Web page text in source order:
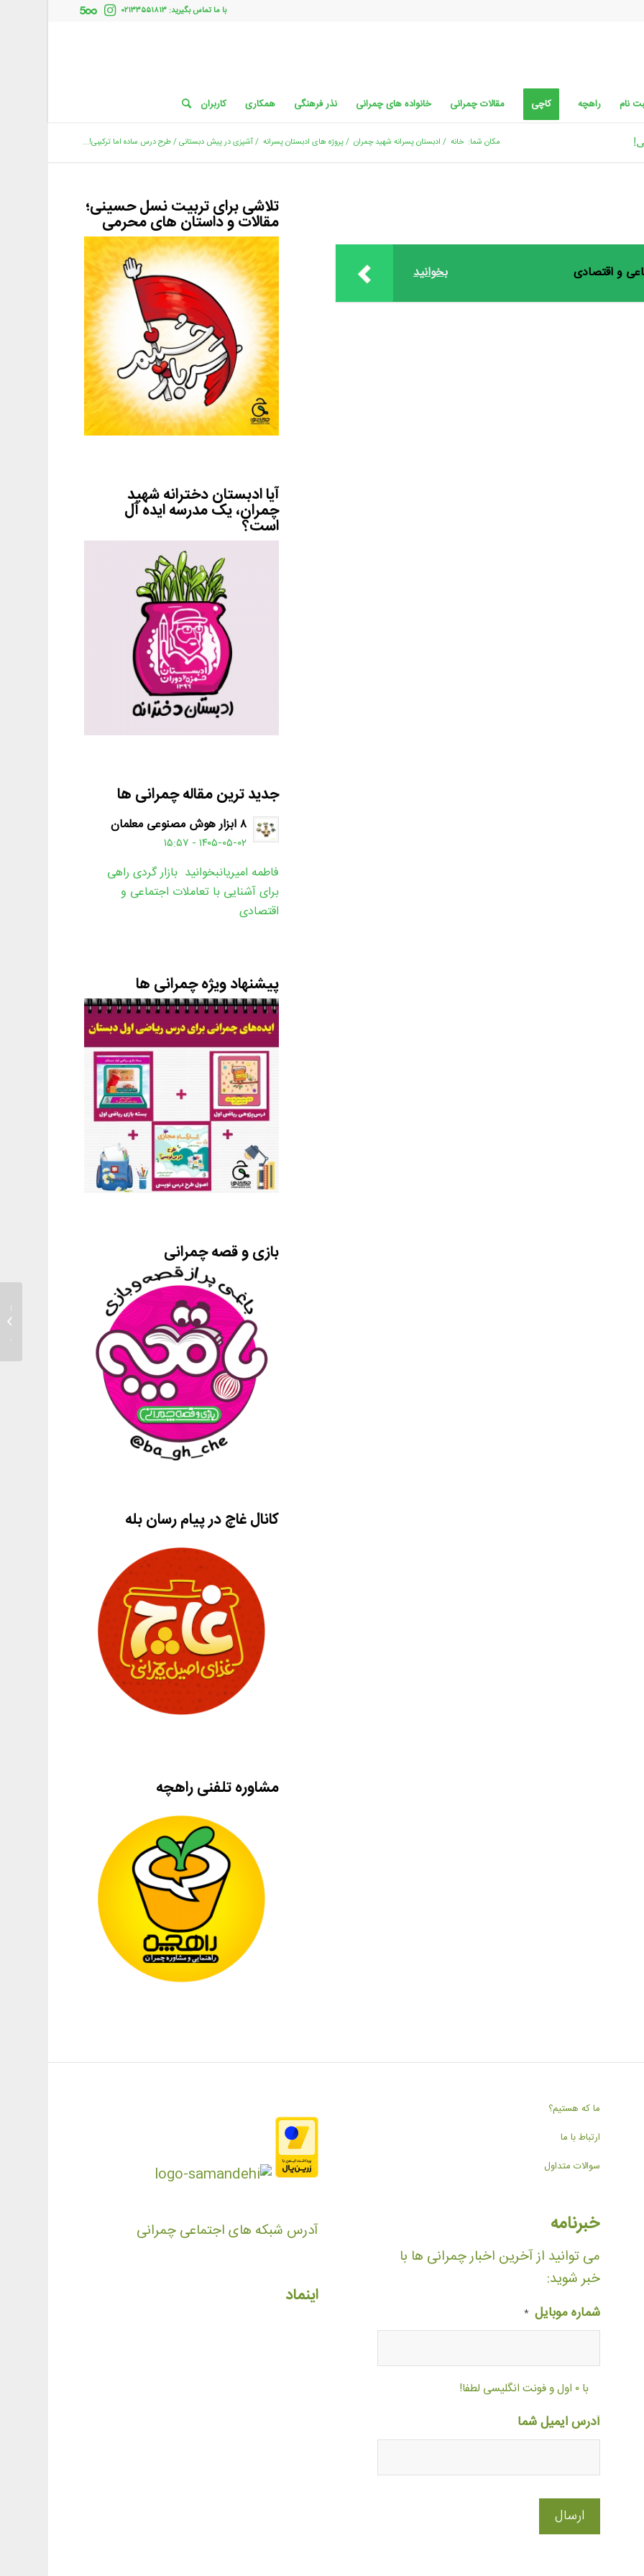
با ما تماس بگیرید: ۰۲۱۳۳۵۵۱۸۱۳
نام راهچه کاچی مقالات چمرانی خانواده های چمرانی نذر فرهنگی همکاری کاربران
مکان شما: خانه / ادبستان پسرانه شهید چمران /پروژه های ادبستان پسرانه /آشپزی در پیش دبستانی / طرح درس ساده اما ترکیبی!...
بخوانید و اقتصادی
تلاشی برای تربیت نسل حسینی؛
مقالات و داستان های محرمی
آیا ادبستان دخترانه شهید
چمران، یک مدرسه ایده آل
است؟
جدید ترین مقاله چمرانی ها
۸ ابزار هوش مصنوعی معلمان
۱۴۰۵-۰۵-۰۲ - ۱۵:۵۷
فاطمه امیریانبخوانید بازار گردی راهی
برای آشنایی با تعاملات اجتماعی و
اقتصادی
پیشنهاد ویژه چمرانی ها
بازی و قصه چمرانی
کانال غاچ در پیام رسان بله
مشاوره تلفنی راهچه
ما که هستیم؟
ارتباط با ما
سوالات متداول
خبرنامه
می توانید از آخرین اخبار چمرانی ها با
خبر شوید:
شماره موبایل *
با ۰ اول و فونت انگلیسی لطفا!
آدرس ایمیل شما
آدرس شبکه های اجتماعی چمرانی
اینماد
پیش